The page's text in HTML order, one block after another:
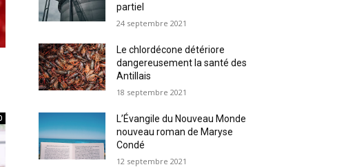
partiel
24 septembre 2021
Le chlordécone détériore
dangereusement la santé des
Antillais
18 septembre 2021
L’Évangile du Nouveau Monde
nouveau roman de Maryse
Condé
12 septembre 2021